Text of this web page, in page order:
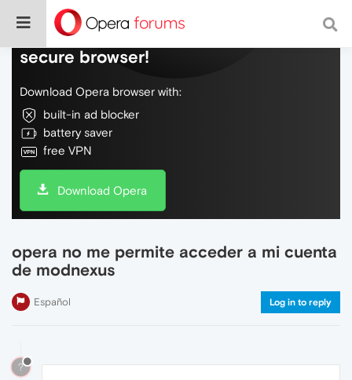
Do more on the web, with a fast and
secure browser!
Download Opera browser with:
built-in ad blocker
battery saver
free VPN
Download Opera
opera no me permite acceder a mi cuenta
de modnexus
Español Log in to reply
?